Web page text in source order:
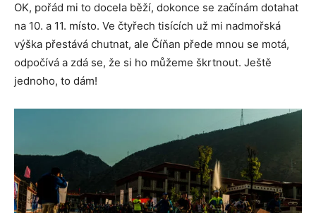
OK, pořád mi to docela běží, dokonce se začínám dotahat
na 10. a 11. místo. Ve čtyřech tisících už mi nadmořská
výška přestává chutnat, ale Číňan přede mnou se motá,
odpočívá a zdá se, že si ho můžeme škrtnout. Ještě
jednoho, to dám!